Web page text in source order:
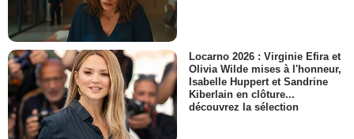
Locarno 2026 : Virginie Efira et
Olivia Wilde mises à l'honneur,
Isabelle Huppert et Sandrine
Kiberlain en clôture...
découvrez la sélection